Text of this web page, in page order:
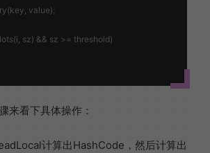
value);
sz) && sz >= threshold)
来看下具体操作：
计算出HashCode，然后计算出